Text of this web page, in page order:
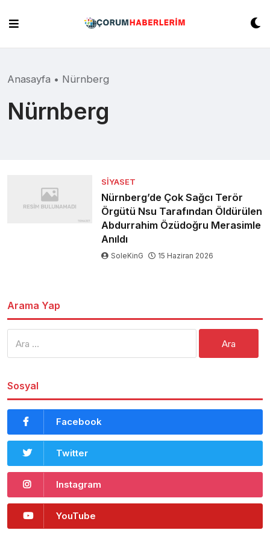
content
Anasayfa • Nürnberg
Nürnberg
SIYASET
Nürnberg’de Çok Sağcı Terör
Örgütü Nsu Tarafından Öldürülen
Abdurrahim Özüdoğru Merasimle
Anıldı
SoleKinG 15 Haziran 2026
Arama Yap
Sosyal
Facebook
Twitter
Instagram
YouTube